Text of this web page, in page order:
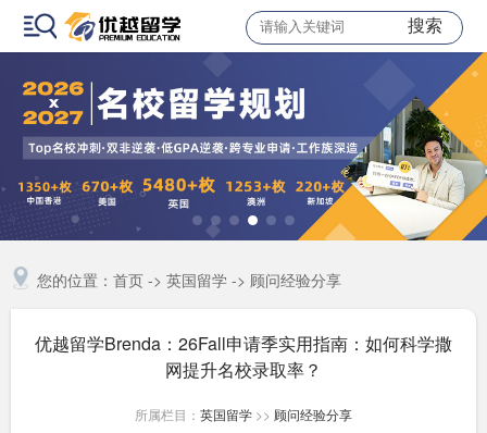
搜索
您的位置： 首页-> 英国留学-> 顾问经验分享
优越留学Brenda：26Fall申请季实用指南：如何科学撒
网提升名校录取率？
所属栏目： 英国留学 >> 顾问经验分享